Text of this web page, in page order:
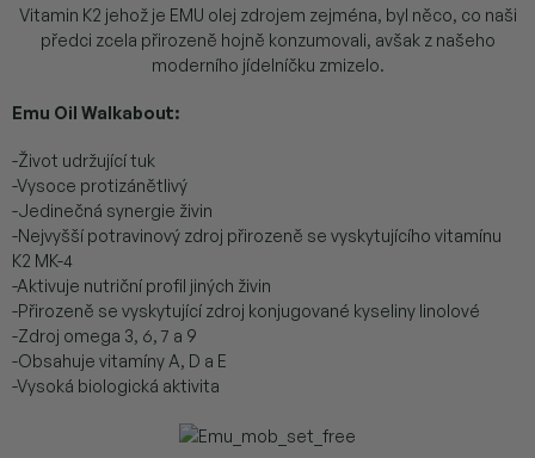
Vitamin K2 jehož je EMU olej zdrojem zejména, byl něco, co naši
předci zcela přirozeně hojně konzumovali, avšak z našeho
moderního jídelníčku zmizelo.
Emu Oil Walkabout:
-Život udržující tuk
-Vysoce protizánětlivý
-Jedinečná synergie živin
-Nejvyšší potravinový zdroj přirozeně se vyskytujícího vitamínu
K2 MK-4
-Aktivuje nutriční profil jiných živin
-Přirozeně se vyskytující zdroj konjugované kyseliny linolové
-Zdroj omega 3, 6, 7 a 9
-Obsahuje vitamíny A, D a E
-Vysoká biologická aktivita